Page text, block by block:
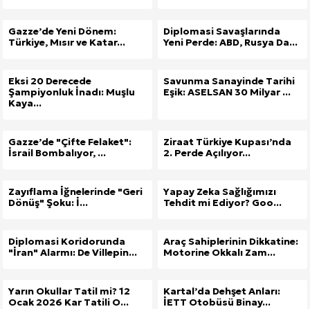
Gazze’de Yeni Dönem:
Türkiye, Mısır ve Katar...
Diplomasi Savaşlarında
Yeni Perde: ABD, Rusya Da...
Eksi 20 Derecede
Şampiyonluk İnadı: Muşlu
Kaya...
Savunma Sanayinde Tarihi
Eşik: ASELSAN 30 Milyar ...
Gazze’de "Çifte Felaket":
İsrail Bombalıyor, ...
Ziraat Türkiye Kupası’nda
2. Perde Açılıyor...
Zayıflama İğnelerinde "Geri
Dönüş" Şoku: İ...
Yapay Zeka Sağlığımızı
Tehdit mi Ediyor? Goo...
Diplomasi Koridorunda
"İran" Alarmı: De Villepin...
Araç Sahiplerinin Dikkatine:
Motorine Okkalı Zam...
Yarın Okullar Tatil mi? 12
Ocak 2026 Kar Tatili O...
Kartal’da Dehşet Anları:
İETT Otobüsü Binay...